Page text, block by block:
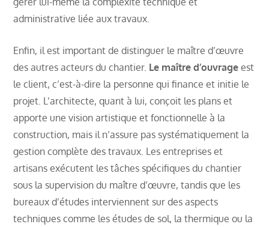
administrative liée aux travaux.
Enfin, il est important de distinguer le maître d’œuvre
des autres acteurs du chantier. Le maître d’ouvrage est
le client, c’est-à-dire la personne qui finance et initie le
projet. L’architecte, quant à lui, conçoit les plans et
apporte une vision artistique et fonctionnelle à la
construction, mais il n’assure pas systématiquement la
gestion complète des travaux. Les entreprises et
artisans exécutent les tâches spécifiques du chantier
sous la supervision du maître d’œuvre, tandis que les
bureaux d’études interviennent sur des aspects
techniques comme les études de sol, la thermique ou la